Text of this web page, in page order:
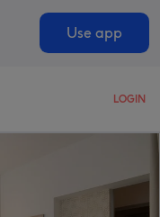
Use app
LOGIN